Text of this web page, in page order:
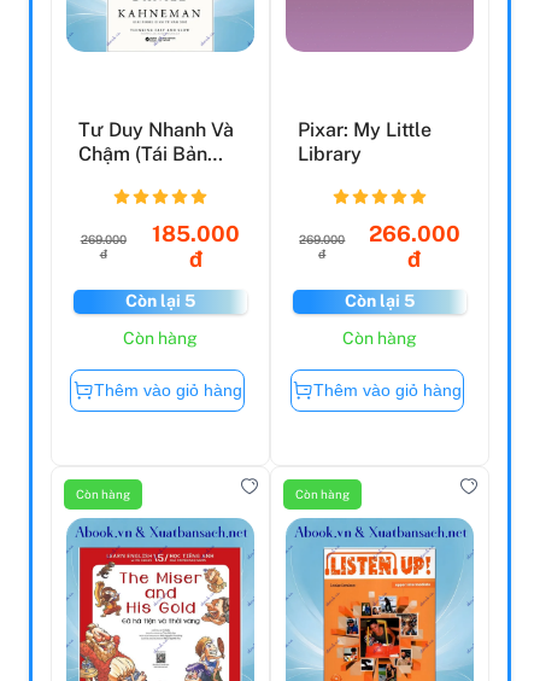
Tư Duy Nhanh Và
Chậm (Tái Bản
269.000
đ
185.000
đ
Còn lại 5
Còn hàng
Thêm vào giỏ hàng
Pixar: My Little
Library
269.000
đ
266.000
đ
Còn lại 5
Còn hàng
Thêm vào giỏ hàng
Còn hàng Còn hàng